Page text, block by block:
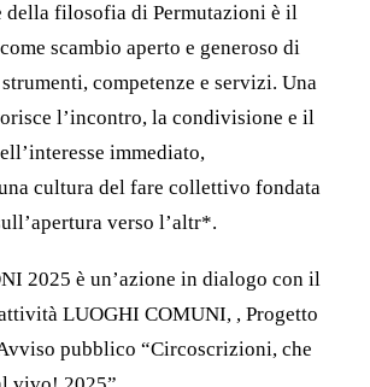
della filosofia di Permutazioni è il
scambio aperto e generoso di
competenze e servizi. Una
l’incontro, la condivisione e il
immediato,
cultura del fare collettivo fondata
verso l’altr*.
2025 è un’azione in dialogo con il
LUOGHI COMUNI, , Progetto
pubblico “Circoscrizioni, che